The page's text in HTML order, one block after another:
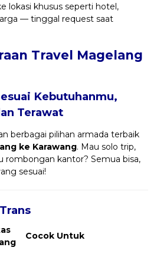
lokasi khusus seperti hotel,
— tinggal request saat
Travel Magelang
Kebutuhanmu,
Terawat
berbagai pilihan armada terbaik
ke Karawang. Mau solo trip,
rombongan kantor? Semua bisa,
sesuai!
Cocok Untuk